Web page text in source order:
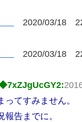
2020/03/18
2020/03/18
ってすみません。
報告までに。